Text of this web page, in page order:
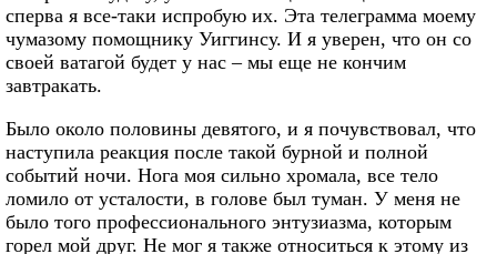
сперва я все-таки испробую их. Эта телеграмма моему
чумазому помощнику Уиггинсу. И я уверен, что он со
своей ватагой будет у нас – мы еще не кончим
завтракать.
Было около половины девятого, и я почувствовал, что
наступила реакция после такой бурной и полной
событий ночи. Нога моя сильно хромала, все тело
ломило от усталости, в голове был туман. У меня не
было того профессионального энтузиазма, которым
горел мой друг. Не мог я также относиться к этому из